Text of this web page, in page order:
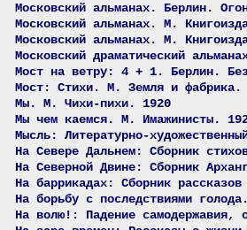
Московский альманах. Берлин.
Московский альманах. М.
Московский альманах. М.
Московский драматический
Мост на ветру: 4 + 1. Берлин.
Мост: Стихи. М. Земля и фабрика.
Мы. М. Чихи-пихи. 1920
Мы чем каемся. М. Имажинисты.
Мысль: Литературно-
На Севере Дальнем: Сборник
На Северной Двине: Сборник
На баррикадах: Сборник
На борьбу с последствиями
На волю!: Падение самодержавия,